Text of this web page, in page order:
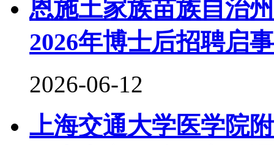
恩施土家族苗族自治
2026年博士后招聘启事
2026-06-12
上海交通大学医学院